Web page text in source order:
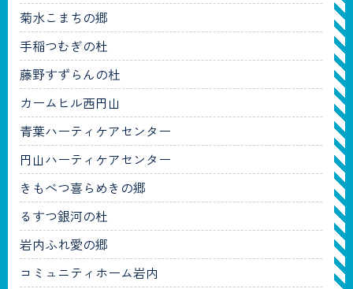
菊水こまちの郷
手稲つむぎの杜
藤野すずらんの杜
カームヒル西円山
青葉ハーティケアセンター
円山ハーティケアセンター
きもべつ喜らめきの郷
るすつ銀河の杜
岩内ふれ愛の郷
コミュニティホーム岩内